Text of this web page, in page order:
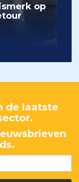
op
de laatste